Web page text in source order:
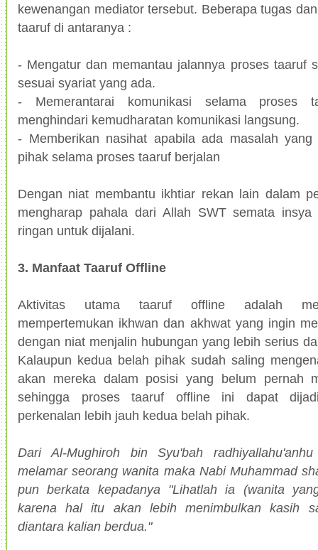
kewenangan mediator tersebut. Beberapa tugas
taaruf di antaranya :
- Mengatur dan memantau jalannya proses taaruf
sesuai syariat yang ada.
- Memerantarai komunikasi selama proses
menghindari kemudharatan komunikasi langsung.
- Memberikan nasihat apabila ada masalah
pihak selama proses taaruf berjalan
Dengan niat membantu ikhtiar rekan lain dalam
mengharap pahala dari Allah SWT semata
ringan untuk dijalani.
3. Manfaat Taaruf Offline
Aktivitas utama taaruf offline adalah
mempertemukan ikhwan dan akhwat yang ingin
dengan niat menjalin hubungan yang lebih serius
Kalaupun kedua belah pihak sudah saling
akan mereka dalam posisi yang belum pernah
sehingga proses taaruf offline ini dapat
perkenalan lebih jauh kedua belah pihak.
Dari Al-Mughiroh bin Syu'bah
melamar seorang wanita maka Nabi Muhammad
pun berkata kepadanya "Lihatlah ia (wanita
karena hal itu akan lebih menimbulkan kasih
diantara kalian berdua."